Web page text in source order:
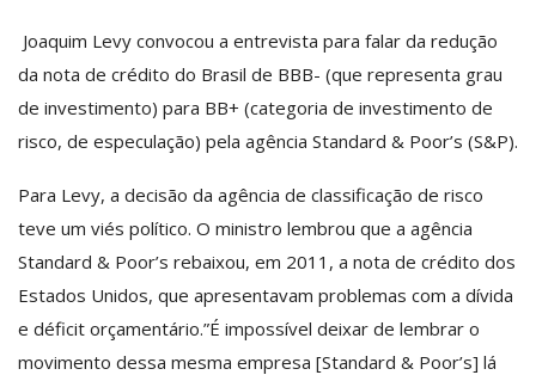
Joaquim Levy convocou a entrevista para falar da redução
da nota de crédito do Brasil de BBB- (que representa grau
de investimento) para BB+ (categoria de investimento de
risco, de especulação) pela agência Standard & Poor’s (S&P).
Para Levy, a decisão da agência de classificação de risco
teve um viés político. O ministro lembrou que a agência
Standard & Poor’s rebaixou, em 2011, a nota de crédito dos
Estados Unidos, que apresentavam problemas com a dívida
e déficit orçamentário.”É impossível deixar de lembrar o
movimento dessa mesma empresa [Standard & Poor’s] lá